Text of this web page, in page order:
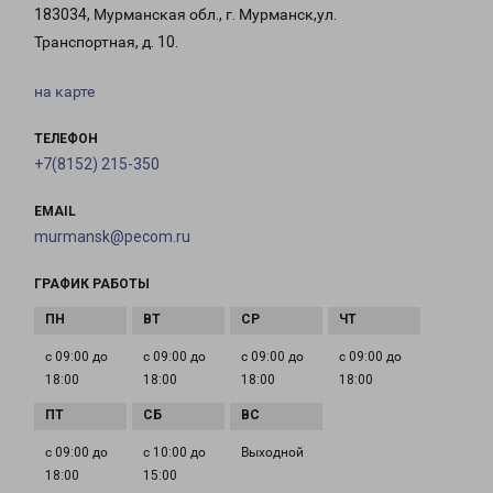
183034, Мурманская обл., г. Мурманск,ул.
Транспортная, д. 10.
на карте
ТЕЛЕФОН
+7(8152) 215-350
EMAIL
murmansk@pecom.ru
ГРАФИК РАБОТЫ
с 09:00 до
18:00
с 09:00 до
18:00
с 09:00 до
18:00
с 09:00 до
18:00
с 09:00 до
18:00
с 10:00 до
15:00
Выходной